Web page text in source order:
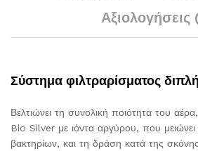
Αξιολογήσεις
Σύστημα φιλτραρίσματος
Βελτιώνει τη συνολική ποιότητα του
Bio Silver με ιόντα αργύρου, που
βακτηρίων, και τη δράση κατά της